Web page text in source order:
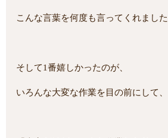
こんな言葉を何度も言ってくれました
そして1番嬉しかったのが、
いろんな大変な作業を目の前にして、